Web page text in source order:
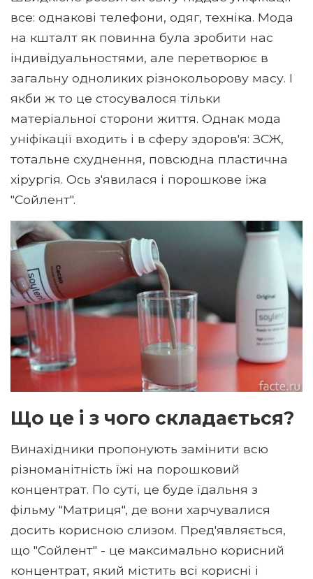
все: однакові телефони, одяг, техніка. Мода
на кшталт як повинна була зробити нас
індивідуальностями, але перетворює в
загальну одноликих різнокольорову масу. І
якби ж то це стосувалося тільки
матеріальної сторони життя. Однак мода
уніфікації входить і в сферу здоров'я: ЗСЖ,
тотальне схуднення, повсюдна пластична
хірургія. Ось з'явилася і порошкове їжа
"Сойлент".
Що це і з чого складається?
Винахідники пропонують замінити всю
різноманітність їжі на порошковий
концентрат. По суті, це буде їдальня з
фільму "Матриця", де вони харчувалися
досить корисною слизом. Пред'являється,
що "Сойлент" - це максимально корисний
концентрат, який містить всі корисні і